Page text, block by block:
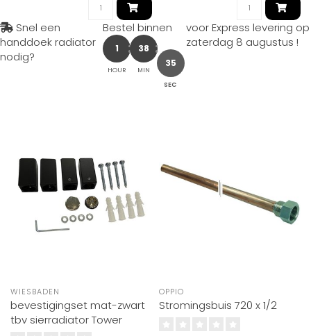
Snel een
handdoek radiator
nodig?
Bestel binnen
1
HOUR
38
MIN
35
SEC
voor Express levering op
zaterdag 8 augustus !
WIESBADEN
bevestigingset mat-zwart
tbv sierradiator Tower
OPPIO
Stromingsbuis 720 x 1/2